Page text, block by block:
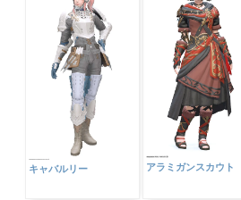
キャバルリー アラミガンスカウト